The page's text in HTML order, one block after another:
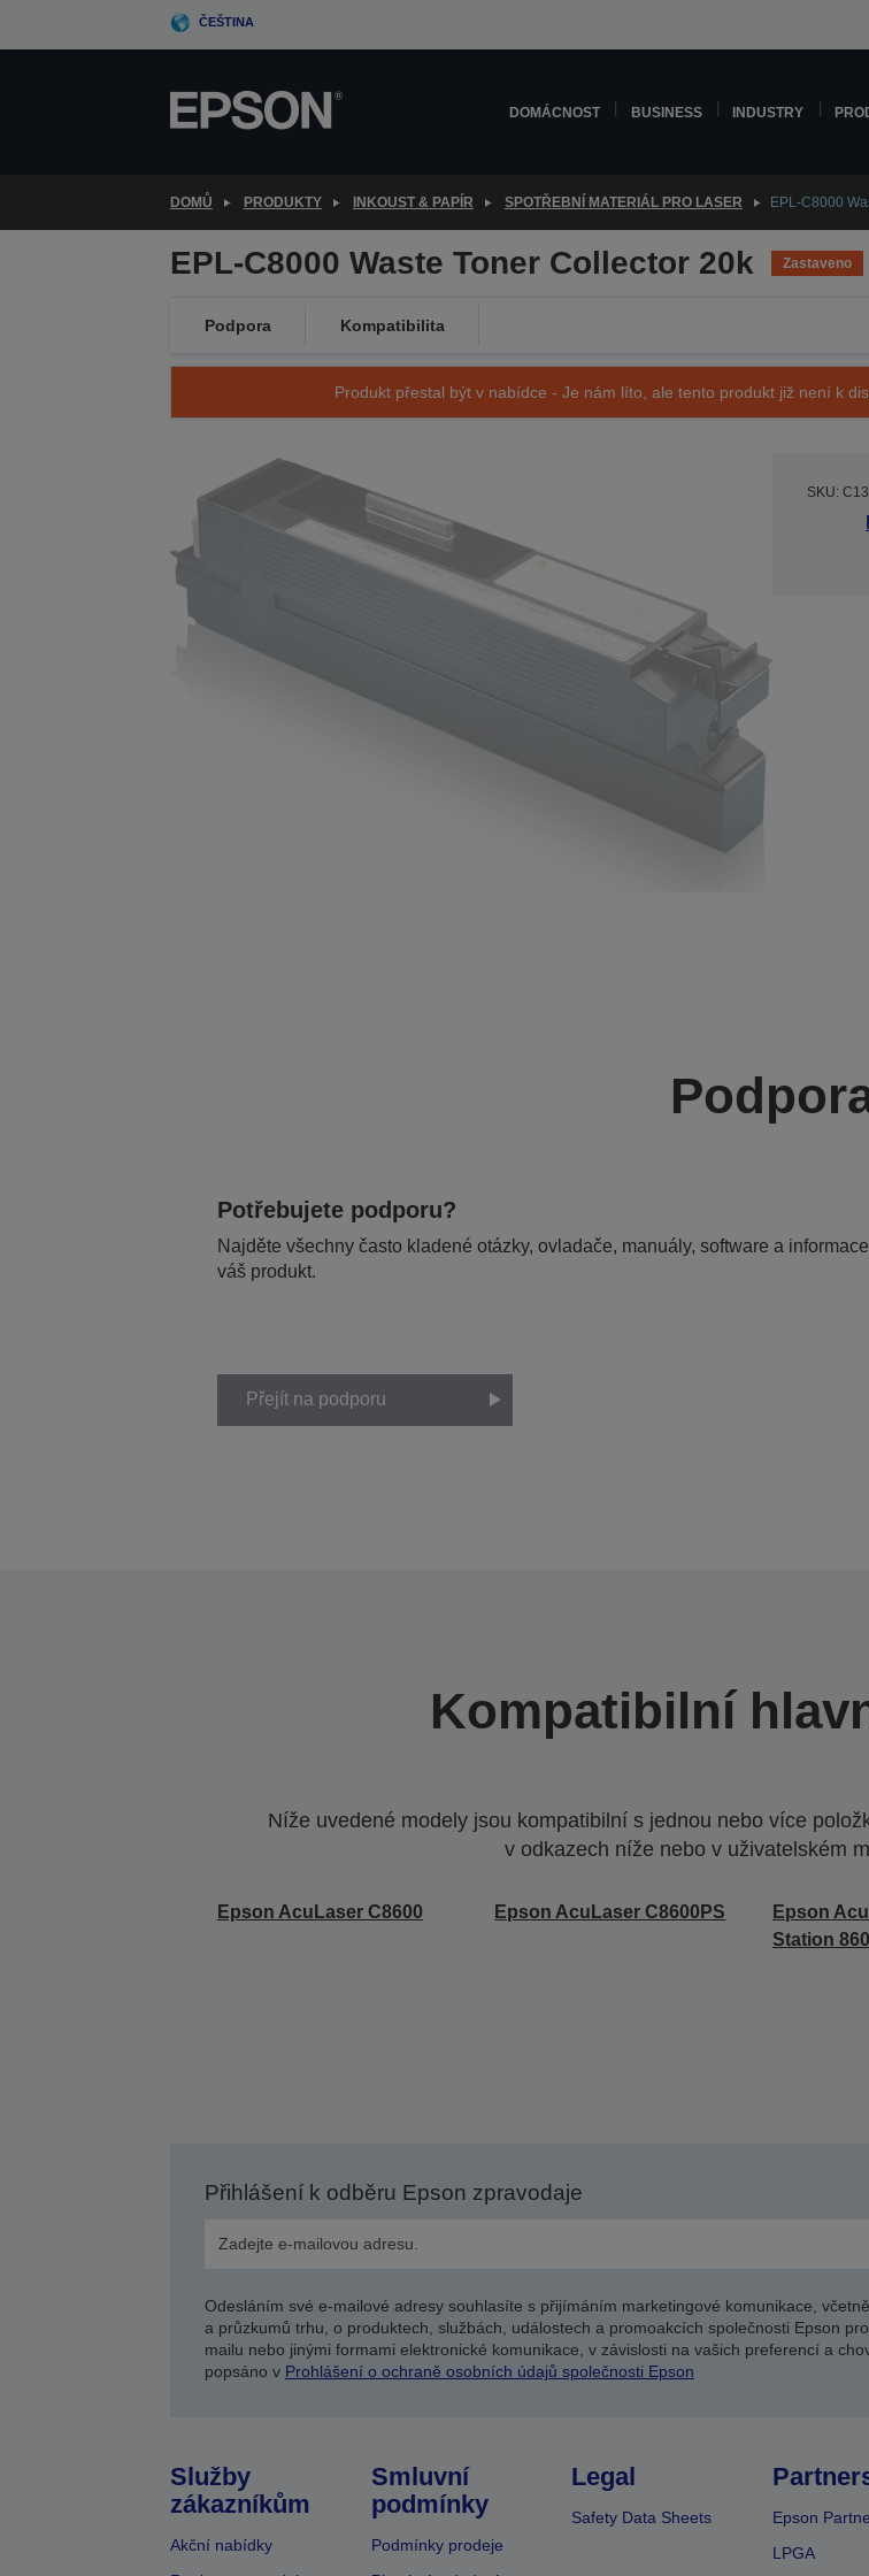
ČEŠTINA
DOMÁCNOST BUSINESS INDUSTRY
DOMŮ PRODUKTY INKOUST & PAPÍR SPOTŘEBNÍ MATERIÁL PRO LASER EPL-C8000
EPL-C8000 Waste Toner Collector 20k Zastaveno
Podpora Kompatibilita
Produkt přestal být v nabídce - Je nám líto, ale tento produkt již není k
SKU:
Potřebujete podporu?
Najděte všechny často kladené otázky, ovladače, manuály, software a
váš produkt.
Přejít na podporu
Kompatibilní
Níže uvedené modely jsou kompatibilní s jednou nebo více
v odkazech níže nebo v uživatelském
Epson AcuLaser C8600 Epson AcuLaser C8600PS
Epson
Station
Přihlášení k odběru Epson zpravodaje
Odesláním své e-mailové adresy souhlasíte s přijímáním marketingové komunikace,
a průzkumů trhu, o produktech, službách, událostech a promoakcích společnosti Epson
mailu nebo jinými formami elektronické komunikace, v závislosti na vašich preferencí a
popsáno v Prohlášení o ochraně osobních údajů společnosti Epson
Služby
zákazníkům
Akční nabídky
Smluvní
podmínky
Podmínky prodeje
Legal
Safety Data Sheets
Epson
LPGA